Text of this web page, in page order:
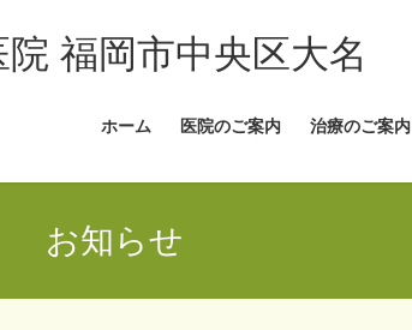
福岡市中央区大名
ホーム 医院のご案内 治療のご案内
お知らせ